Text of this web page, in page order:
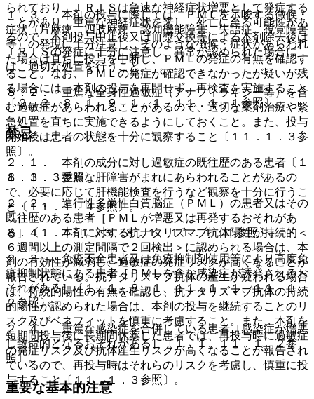
られており、ＩＲＩＳは急速な神経症状増悪として発症する
ことがあり、重篤な神経症状を来し、死亡に至る可能性があ
るので、本剤投与中止後又は血漿交換等による本剤除去後は
ＩＲＩＳの発症に十分に注意し、異常が認められた場合に
は、適切な処置を行うこと。
８．２． 重篤な全身性過敏症（アナフィラキシー等）を含
む過敏症があらわれることがあるので、適切な薬剤治療や緊
急処置を直ちに実施できるようにしておくこと。また、投与
開始後は患者の状態を十分に観察すること〔１１．１．３参
照〕。
８．３． 重篤な肝障害がまれにあらわれることがあるの
で、必要に応じて肝機能検査を行うなど観察を十分に行うこ
と〔１１．１．４参照〕。
８．４． 本剤に対する抗ナタリズマブ抗体陽性が持続的＜
６週間以上の測定間隔で２回検出＞に認められる場合は、本
剤の有効性が減弱し、過敏症の発症リスクが高くなることが
報告されている。抗ナタリズマブ抗体の産生が疑われる場合
は、持続的陽性の有無を確認し、抗ナタリズマブ抗体の持続
的陽性が認められた場合は、本剤の投与を継続することのリ
スク及びベネフィットを慎重に考慮すること。また、本剤を
短期間投与後に長期間休薬した患者では、再投与時に過敏症
の発症リスク及び抗体産生リスクが高くなることが報告され
ているので、再投与時はそれらのリスクを考慮し、慎重に投
与すること〔１１．１．３参照〕。
１．３． 本剤の投与に際しては、ＰＭＬを示唆する徴候・
症状（片麻痺、四肢麻痺、認知機能障害、失語症、視覚障害
等）の発現に十分注意し、そのような徴候・症状があらわれ
た場合は直ちに投与を中断し、ＰＭＬの発症の有無を確認す
ること。なお、ＰＭＬの発症が確認できなかったが疑いが残
る場合には、本剤の投与を再開せず、再検査を実施すること
〔２．２、８．１、９．１．１、１１．１．１参照〕。
禁忌
２．１． 本剤の成分に対し過敏症の既往歴のある患者〔１
１．１．３参照〕。
２．２． 進行性多巣性白質脳症（ＰＭＬ）の患者又はその
既往歴のある患者［ＰＭＬが増悪又は再発するおそれがあ
る］〔１．１−１．３、８．１、１１．１．１参照〕。
２．３． 免疫不全患者又は免疫抑制剤使用等により高度免
疫抑制状態にある患者［ＰＭＬを含む感染症が誘発されるお
それがある］〔１．１、８．１、１１．１．１、１１．１．
２参照〕。
２．４． 重篤な感染症を合併している患者［感染症が増悪
し致命的となるおそれがある］〔１．１、１１．１．２参
照〕。
重要な基本的注意